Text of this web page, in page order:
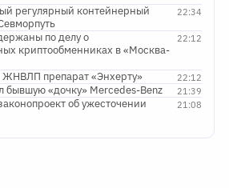
22:34
регулярный контейнерный
22:12
по делу о
криптообменниках в «Москва-
22:12
препарат «Энхерту»
21:39
бывшую «дочку» Mercedes-Benz
21:08
об ужесточении